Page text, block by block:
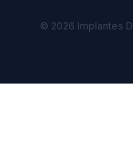
© 2026 Implantes